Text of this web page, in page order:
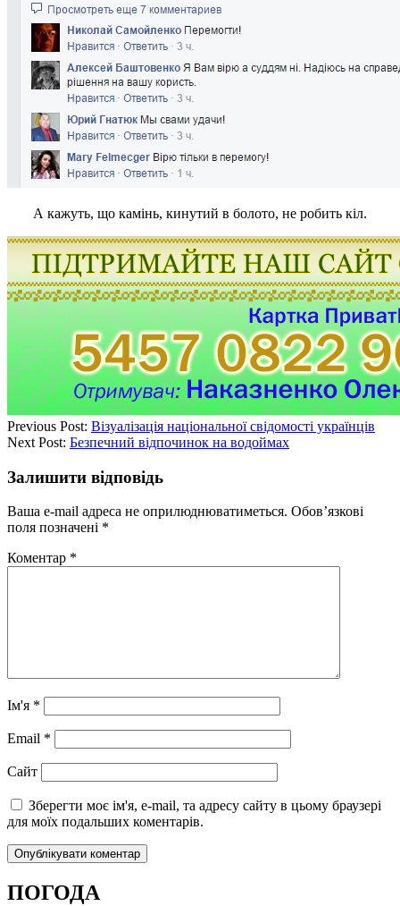
А кажуть, що камінь, кинутий в болото, не робить кіл.
Previous Post: Візуалізація національної свідомості українців
Next Post: Безпечний відпочинок на водоймах
Залишити відповідь
Ваша e-mail адреса не оприлюднюватиметься. Обов’язкові
поля позначені *
Коментар *
Ім'я *
Email *
Сайт
Зберегти моє ім'я, e-mail, та адресу сайту в цьому браузері
для моїх подальших коментарів.
ПОГОДА